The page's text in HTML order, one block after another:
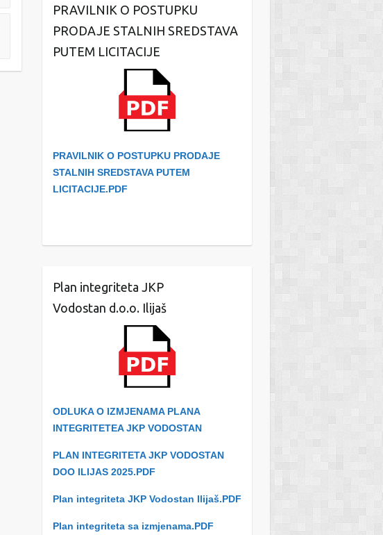
PRAVILNIK O POSTUPKU
PRODAJE STALNIH SREDSTAVA
PUTEM LICITACIJE
PRAVILNIK O POSTUPKU PRODAJE
STALNIH SREDSTAVA PUTEM
LICITACIJE.PDF
Plan integriteta JKP
Vodostan d.o.o. Ilijaš
ODLUKA O IZMJENAMA PLANA
INTEGRITETEA JKP VODOSTAN
PLAN INTEGRITETA JKP VODOSTAN
DOO ILIJAS 2025.PDF
Plan integriteta JKP Vodostan Ilijaš.PDF
Plan integriteta sa izmjenama.PDF